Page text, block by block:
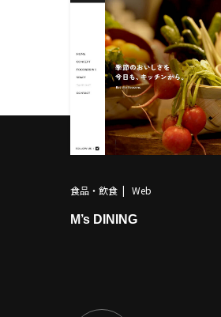
食品・飲食 Web
M’s DINING